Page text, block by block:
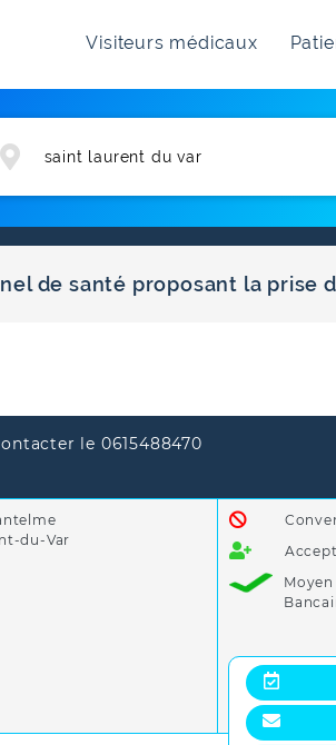
Visiteurs médicaux
de santé proposant la prise
le 0615488470
du-Var